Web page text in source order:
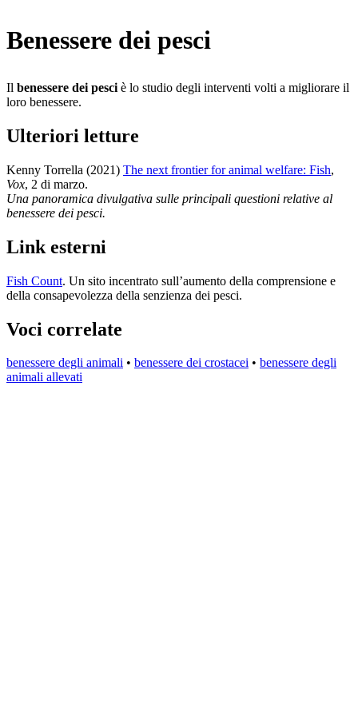
Benessere dei pesci
Il benessere dei pesci è lo studio degli interventi volti a migliorare il
loro benessere.
Ulteriori letture
Kenny Torrella (2021) The next frontier for animal welfare: Fish,
Vox, 2 di marzo.
Una panoramica divulgativa sulle principali questioni relative al
benessere dei pesci.
Link esterni
Fish Count. Un sito incentrato sull’aumento della comprensione e
della consapevolezza della senzienza dei pesci.
Voci correlate
benessere degli animali • benessere dei crostacei • benessere degli
animali allevati